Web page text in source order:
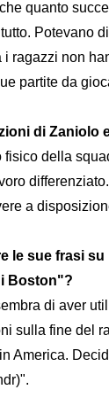
quanto
Potevano
i ragazzi non
partite da
di Zaniolo
fisico della
a
le sue frasi
Boston"?
di aver
sulla fine del
America.